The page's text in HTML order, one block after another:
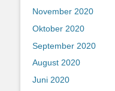
November 2020
Oktober 2020
September 2020
August 2020
Juni 2020